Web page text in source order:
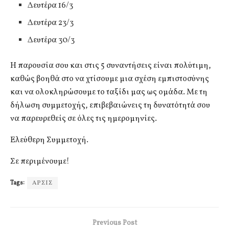
Δευτέρα 16/3
Δευτέρα 23/3
Δευτέρα 30/3
Η παρουσία σου και στις 5 συναντήσεις είναι πολύτιμη,
καθώς βοηθά στο να χτίσουμε μια σχέση εμπιστοσύνης
και να ολοκληρώσουμε το ταξίδι μας ως ομάδα. Με τη
δήλωση συμμετοχής, επιβεβαιώνεις τη δυνατότητά σου
να παρευρεθείς σε όλες τις ημερομηνίες.
Ελεύθερη Συμμετοχή.
Σε περιμένουμε!
Tags: ΑΡΣΙΣ
Previous Post